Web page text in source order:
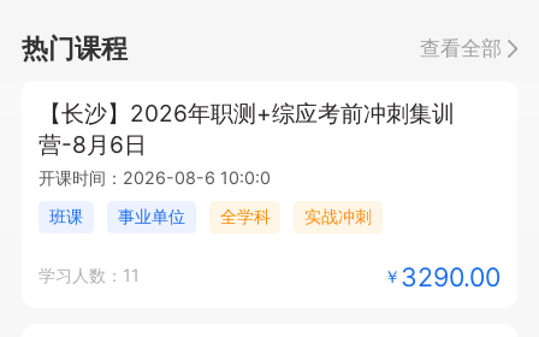
热门课程 查看全部
【长沙】2026年职测+综应考前冲刺集训
营-8月6日
开课时间：2026-08-6 10:0:0
班课 事业单位 全学科 实战冲刺
学习人数：11 ￥ 3290.00